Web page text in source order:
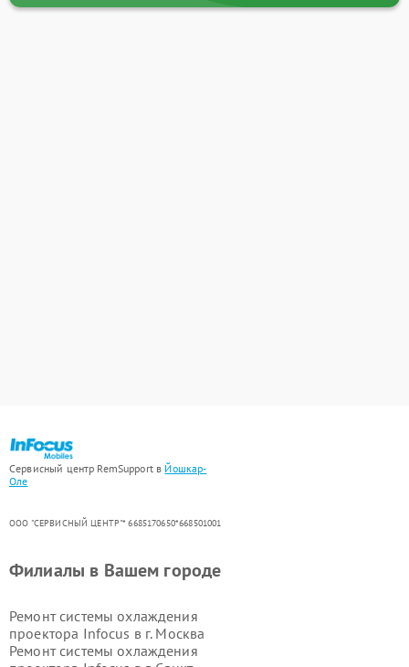
Сервисный центр RemSupport в Йошкар-
Оле
ООО "СЕРВИСНЫЙ ЦЕНТР"* 6685170650*668501001
Филиалы в Вашем городе
Ремонт системы охлаждения
проектора Infocus в г. Москва
Ремонт системы охлаждения